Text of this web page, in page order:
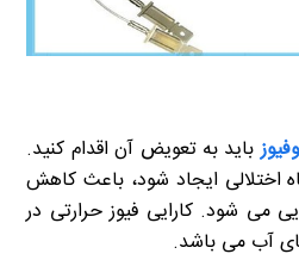
باید به تعویض آن اقدام کنید.
اختلالی ایجاد شود، باعث کاهش
می شود. کارایی فیوز حرارتی در
آب می باشد.